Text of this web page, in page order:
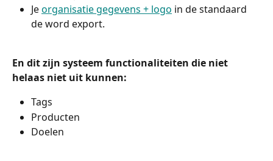
Je organisatie gegevens + logo in de standaard
de word export.
En dit zijn systeem functionaliteiten die niet
helaas niet uit kunnen:
Tags
Producten
Doelen